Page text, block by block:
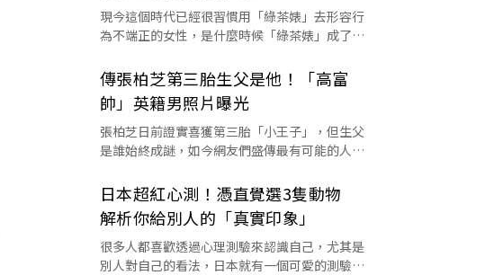
現今這個時代已經很習慣用「綠茶婊」去形容行
為不端正的女性，是什麼時候「綠茶婊」成了罵
傳張柏芝第三胎生父是他！「高富
帥」英籍男照片曝光
張柏芝日前證實喜獲第三胎「小王子」，但生父
是誰始終成謎，如今網友們盛傳最有可能的人選
日本超紅心測！憑直覺選3隻動物
解析你給別人的「真實印象」
很多人都喜歡透過心理測驗來認識自己，尤其是
別人對自己的看法，日本就有一個可愛的測驗，